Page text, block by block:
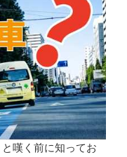
嘆く前に知ってお